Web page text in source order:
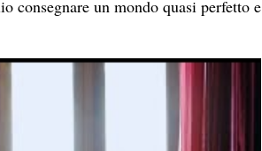
consegnare un mondo quasi perfetto e